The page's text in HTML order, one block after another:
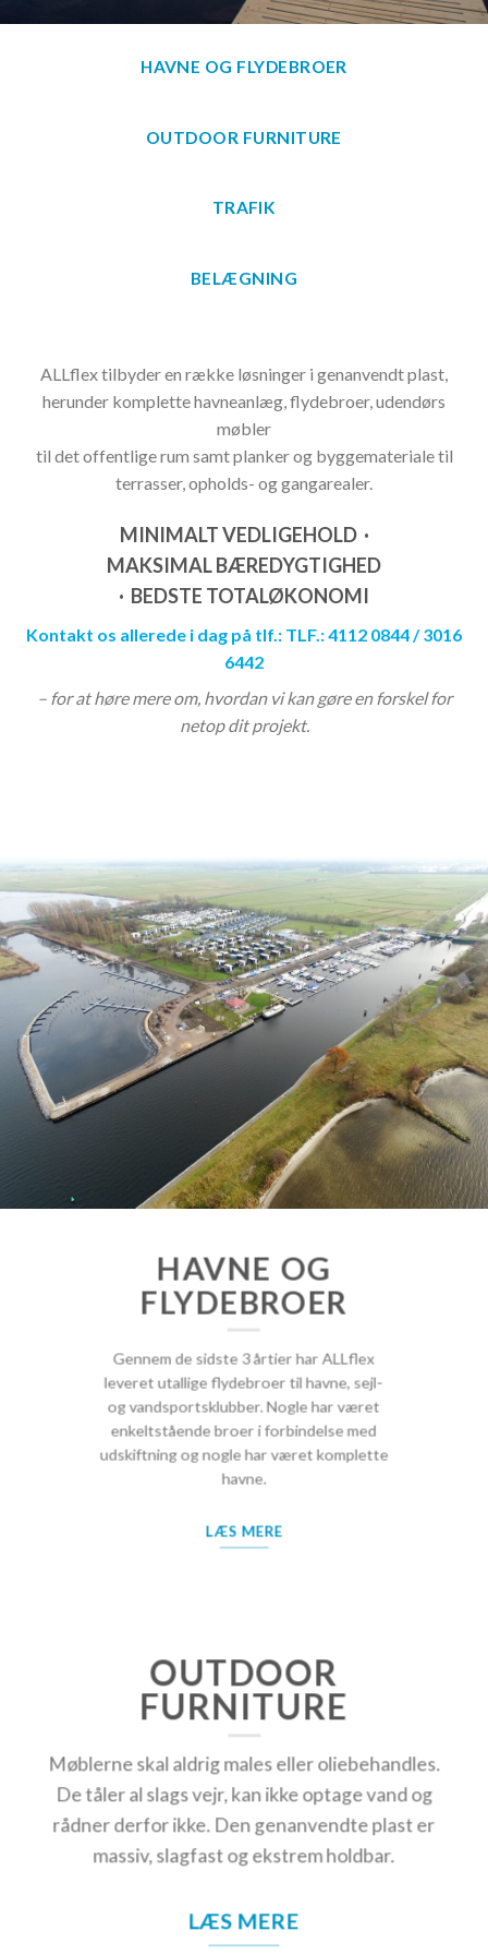
HAVNE OG FLYDEBROER
OUTDOOR FURNITURE
TRAFIK
BELÆGNING
ALLflex tilbyder en række løsninger i genanvendt plast,
herunder komplette havneanlæg, flydebroer, udendørs
møbler
til det offentlige rum samt planker og byggemateriale til
terrasser, opholds- og gangarealer.
MINIMALTVEDLIGEHOLD ·
MAKSIMALBÆREDYGTIGHED
· BEDSTE TOTALØKONOMI
Kontakt os allerede i dag på tlf.: TLF.: 4112 0844 / 3016
6442
– for at høre mere om, hvordan vi kan gøre en forskel for
netop dit projekt.
HAVNE OG
FLYDEBROER
Gennem de sidste 3 årtier har ALLflex
leveret utallige flydebroer til havne, sejl-
og vandsportsklubber. Nogle har været
enkeltstående broer i forbindelse med
udskiftning og nogle har været komplette
havne.
LÆS MERE
OUTDOOR
FURNITURE
Møblerne skal aldrig males eller oliebehandles.
De tåler al slags vejr, kan ikke optage vand og
rådner derfor ikke. Den genanvendte plast er
massiv, slagfast og ekstrem holdbar.
LÆS MERE